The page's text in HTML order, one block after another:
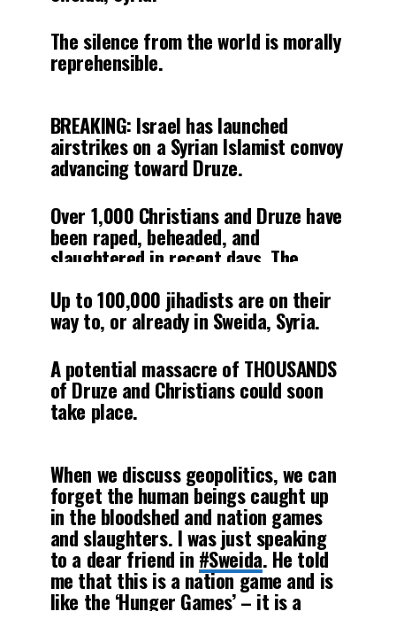
The silence from the world is morally
reprehensible.
— Eyal Yakoby (@EYakoby)July 20,
2025
BREAKING: Israel has launched
airstrikes on a Syrian Islamist convoy
advancing toward Druze.
Over 1,000 Christians and Druze have
been raped, beheaded, and
slaughtered in recent days. The
urgent international
intervention.pic.twitter.com/35ryR79SGz
— Eyal Yakoby (@EYakoby)July 20,
2025
Up to 100,000 jihadists are on their
way to, or already in Sweida, Syria.
A potential massacre of THOUSANDS
of Druze and Christians could soon
take place.
about non-Muslims in the Middle
East.pic.twitter.com/PO8I9S3RXb
— Dr. Maalouf ‏ (@realMaalouf)July
18, 2025
When we discuss geopolitics, we can
forget the human beings caught up
in the bloodshed and nation games
and slaughters. I was just speaking
to a dear friend in #Sweida. He told
me that this is a nation game and is
like the ‘Hunger Games’ – it is a